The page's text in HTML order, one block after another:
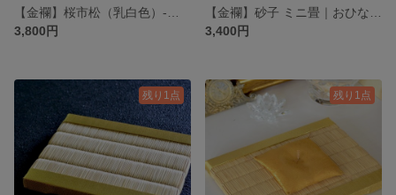
3,800円
3,400円
残り1点 残り1点